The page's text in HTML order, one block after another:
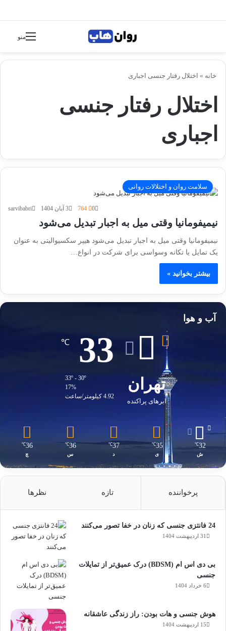
منو
خانه » اختلال رفتار جنسی اجباری
اختلال رفتار جنسی
اجباری
سلامت روان و اختلالات روانی
sarvibabri 3 آبان 1404 0
نیمیفومانیا وقتی میل به اجبار تبدیل می‌شود
نیمیفومانیا وقتی میل به اجبار تبدیل می‌شود هیپر سکسیوالیتی به عنوان
یک تمایل یا تکانه وسواسی برای شرکت در انواع…
بیشتر بخوانید »
آب و هوا
تهران
ابرهای پراکنده
33
℃
33º - 30º
17%
4.92 کیلومتر/ساعت
32
℃
ش
35
℃
ی
37
℃
د
36
℃
س
36
℃
چ
پرخواننده تازه نظرها
24 فانتزی جنسی که زنان در خفا تصور می‌کنند
31 اردیبهشت 1404
بی دی اس ام (BDSM) درک عمیق‌تر از تمایلات
جنسی
6 خرداد 1404
هوش جنسی و هات بودن: راز زندگی عاشقانه
15 اردیبهشت 1404